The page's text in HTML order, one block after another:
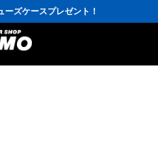
ズケースプレゼント！
で送料無料！